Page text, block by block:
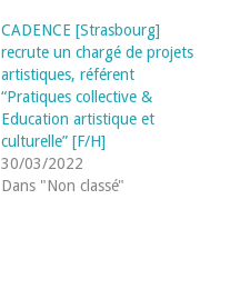
CADENCE [Strasbourg]
recrute un chargé de projets
artistiques, référent
“Pratiques collective &
Education artistique et
culturelle” [F/H]
30/03/2022
Dans "Non classé"